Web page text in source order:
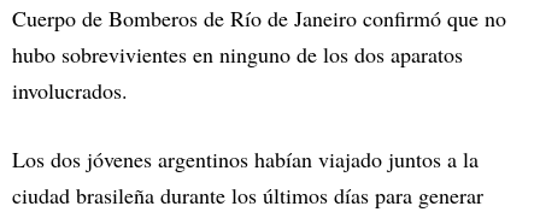
Cuerpo de Bomberos de Río de Janeiro confirmó que no
hubo sobrevivientes en ninguno de los dos aparatos
involucrados.
Los dos jóvenes argentinos habían viajado juntos a la
ciudad brasileña durante los últimos días para generar